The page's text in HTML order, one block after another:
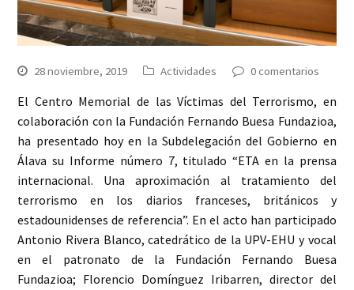
28 noviembre, 2019 Actividades 0 comentarios
El Centro Memorial de las Víctimas del Terrorismo, en
colaboración con la Fundación Fernando Buesa Fundazioa,
ha presentado hoy en la Subdelegación del Gobierno en
Álava su Informe número 7, titulado “ETA en la prensa
internacional. Una aproximación al tratamiento del
terrorismo en los diarios franceses, británicos y
estadounidenses de referencia”. En el acto han participado
Antonio Rivera Blanco, catedrático de la UPV-EHU y vocal
en el patronato de la Fundación Fernando Buesa
Fundazioa; Florencio Domínguez Iribarren, director del